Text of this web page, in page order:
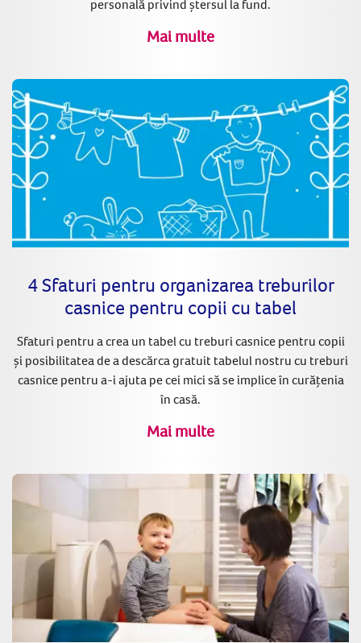
personală privind ștersul la fund.
Mai multe
4 Sfaturi pentru organizarea treburilor
casnice pentru copii cu tabel
Sfaturi pentru a crea un tabel cu treburi casnice pentru copii
și posibilitatea de a descărca gratuit tabelul nostru cu treburi
casnice pentru a-i ajuta pe cei mici să se implice în curățenia
în casă.
Mai multe